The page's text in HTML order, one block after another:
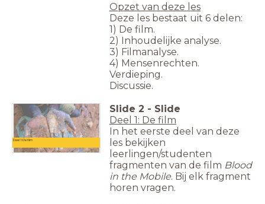
Opzet van deze les
Deze les bestaat uit 6 delen:
1) De film.
2) Inhoudelijke analyse.
3) Filmanalyse.
4) Mensenrechten.
Verdieping.
Discussie.
Deel 1: De film
Slide 2 - Slide
Deel 1: De film
In het eerste deel van deze
les bekijken
leerlingen/studenten
fragmenten van de film Blood
in the Mobile. Bij elk fragment
horen vragen.